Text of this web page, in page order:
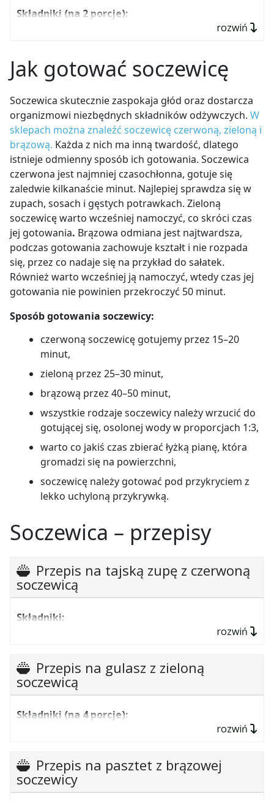
3 garście świeżego szpinaku,
suszona cebula,
Przygotowanie:kaszę pęczak ugotować według
wcześniej opisanej instrukcji. Bób wrzucić do
gotującej się, osolonej wody i ugotować do
miękkości (około 15 minut). Następnie odcedzić i
obrać ze skórek. Na dużą patelnię wlać olej, dodać
pokrojoną w kostkę cebulę i podsmażyć na złoto.
Dodać pokrojonego w kostkę kurczaka, doprawić i
smażyć przez około 5 minut. Następnie dodać
pokrojoną w ćwiartki cukinię, wymieszać, przykryć i
gotować jeszcze przez 5 minut (w razie potrzeby
podlać wodą). Na patelnię dorzucić obrany bób,
świeży szpinak i wymieszać z kaszą
Składniki (na 2 porcje):
1 duża cebula,
1 puszka pomidorów z puszki,
kukurydza konserwowa (około 80g),
pół puszki czerwonej fasoli,
1 łyżka oliwy,
sól,
łyżeczka suszonego oregano,
papryka ostra,
papryka słodka,
3 łyżki tartego sera żółtego.
Przygotowanie:kaszę przygotować według
wcześniej opisanej instrukcji. Na rozgrzanej patelni
na oliwie zeszklić pokrojoną w kostkę cebulę.
Następnie dodać pokrojonego w kostkę indyka,
doprawić i smażyć przez ok. 5 minut (w razie
potrzeby podlać wodą). Dodać pomidory, kukurydzę,
fasolę, wymieszać i gotować na małym ogniu przez
około 15 minut. Na koniec wszystko wymieszać z
kaszą i posypać startym żółtym serem.
rozwiń
Jak gotować soczewicę
Soczewica skutecznie zaspokaja głód oraz dostarcza
organizmowi niezbędnych składników odżywczych. W
sklepach można znaleźć soczewicę czerwoną, zieloną i
brązową. Każda z nich ma inną twardość, dlatego
istnieje odmienny sposób ich gotowania. Soczewica
czerwona jest najmniej czasochłonna, gotuje się
zaledwie kilkanaście minut. Najlepiej sprawdza się w
zupach, sosach i gęstych potrawkach. Zieloną
soczewicę warto wcześniej namoczyć, co skróci czas
jej gotowania. Brązowa odmiana jest najtwardsza,
podczas gotowania zachowuje kształt i nie rozpada
się, przez co nadaje się na przykład do sałatek.
Również warto wcześniej ją namoczyć, wtedy czas jej
gotowania nie powinien przekroczyć 50 minut.
Sposób gotowania soczewicy:
czerwoną soczewicę gotujemy przez 15–20
minut,
zieloną przez 25–30 minut,
brązową przez 40–50 minut,
wszystkie rodzaje soczewicy należy wrzucić do
gotującej się, osolonej wody w proporcjach 1:3,
warto co jakiś czas zbierać łyżką pianę, która
gromadzi się na powierzchni,
soczewicę należy gotować pod przykryciem z
lekko uchyloną przykrywką.
Soczewica – przepisy
Przepis na tajską zupę z czerwoną
soczewicą
Składniki:
por,
3 małe marchewki,
400 g ziemniaków,
1 cebula,
2 duże ząbki czosnku,
sól,
rozwiń
Przepis na gulasz z zieloną
soczewicą
Składniki (na 4 porcje):
1 średnia cukinia,
1 duża cebula,
rozwiń
Przepis na pasztet z brązowej
soczewicy